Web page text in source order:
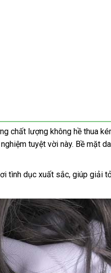
chất lượng không hề thua
tuyệt vời này. Bề mặt
tình dục xuất sắc, giúp giải